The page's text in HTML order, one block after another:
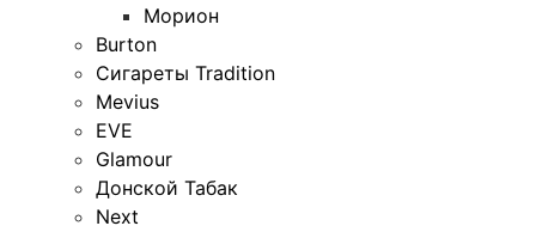
Морион
Burton
Сигареты Tradition
Mevius
EVE
Glamour
Донской Табак
Next